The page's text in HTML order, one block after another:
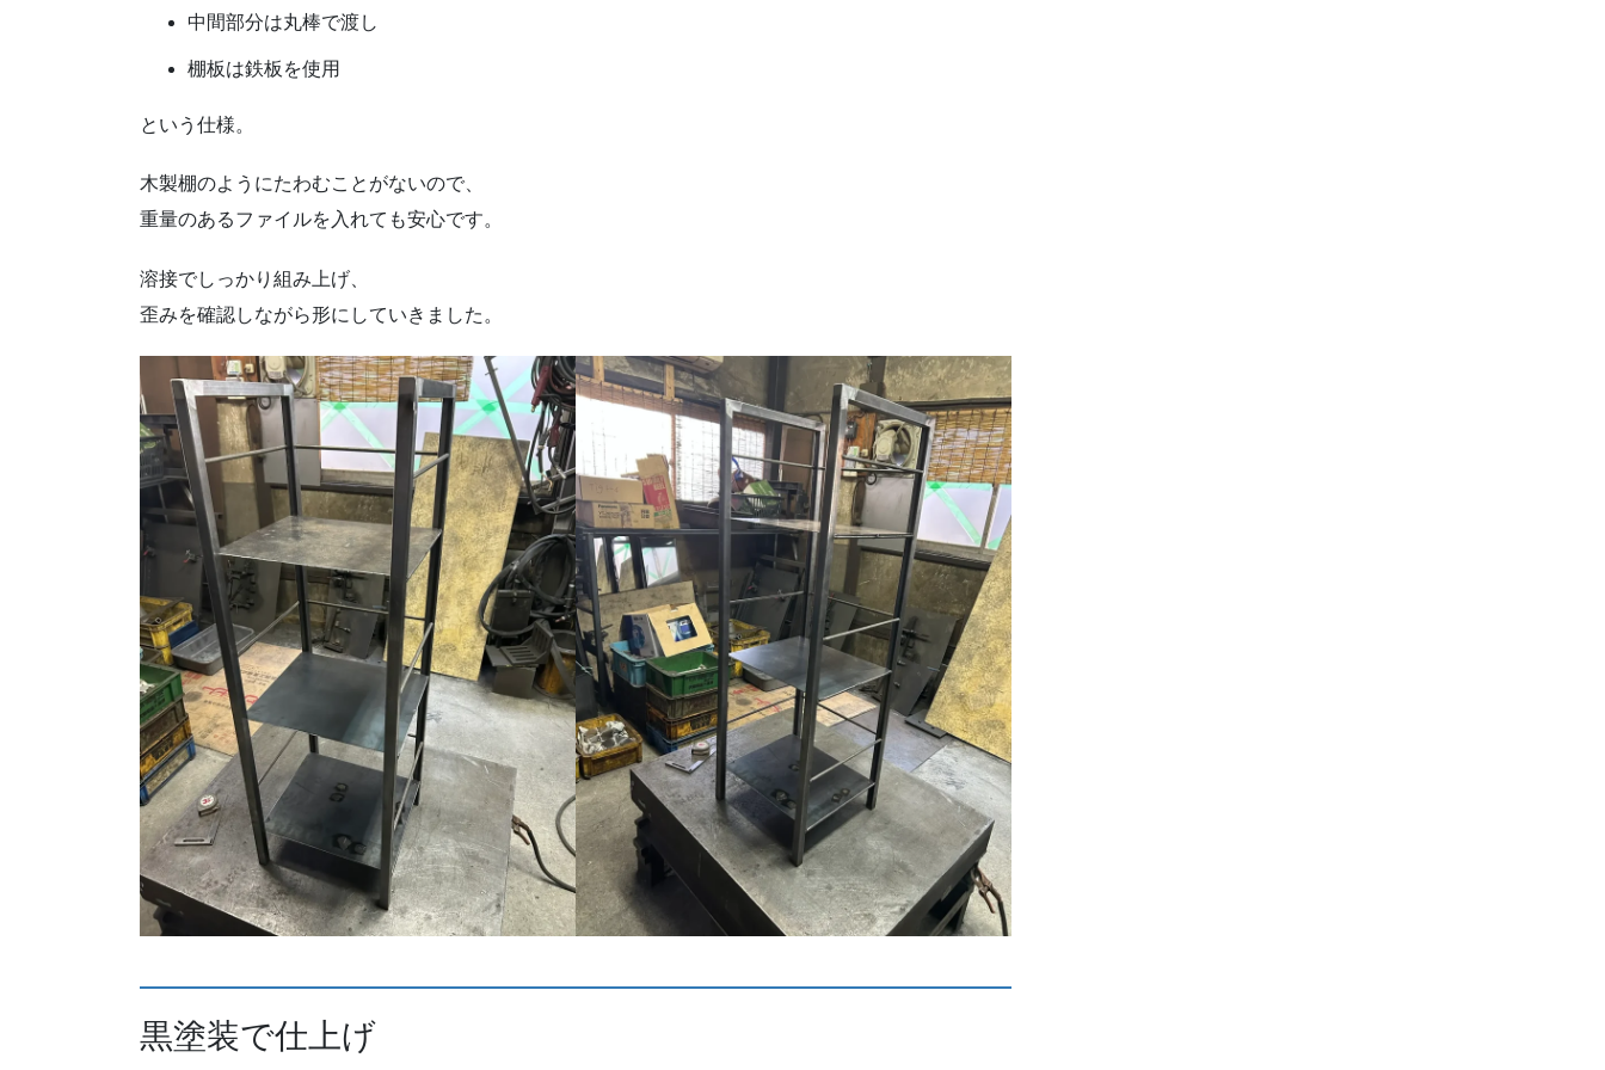
中間部分は丸棒で渡し
棚板は鉄板を使用
という仕様。
木製棚のようにたわむことがないので、
重量のあるファイルを入れても安心です。
溶接でしっかり組み上げ、
歪みを確認しながら形にしていきました。
黒塗装で仕上げ